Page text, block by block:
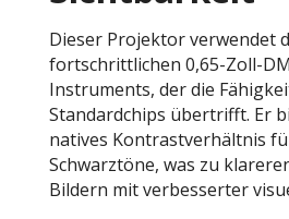
Dieser Projektor verwendet
fortschrittlichen 0,65-Zoll-
Instruments, der die
Standardchips übertrifft. Er
natives Kontrastverhältnis
Schwarztöne, was zu
Bildern mit verbesserter